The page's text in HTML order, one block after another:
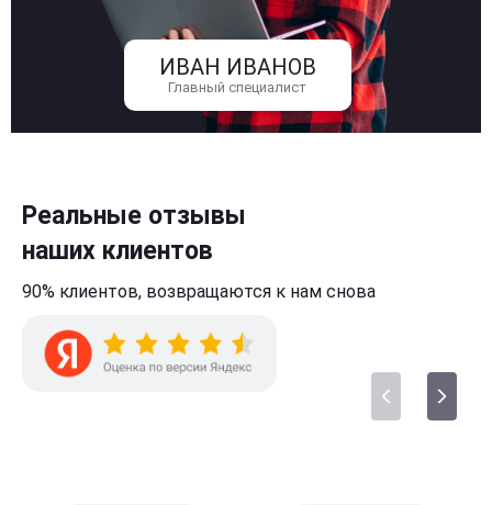
ИВАН ИВАНОВ
Главный специалист
Реальные отзывы
наших клиентов
90% клиентов, возвращаются к нам снова